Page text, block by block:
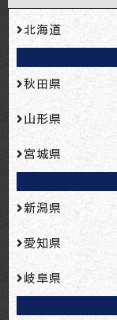
北海道
秋田県
山形県
宮城県
新潟県
愛知県
岐阜県